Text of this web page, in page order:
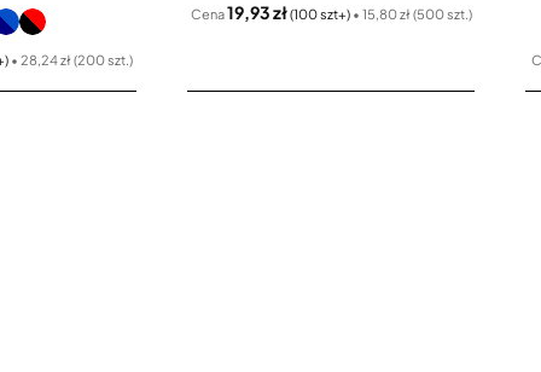
• 28,24 zł (200 szt.)
Cena19,93 zł(100 szt+)• 15,80 zł (500 szt.)